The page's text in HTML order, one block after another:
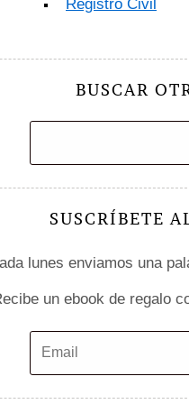
Registro Civil
BUSCAR
SUSCRÍBETE
lunes enviamos una
un ebook de regalo